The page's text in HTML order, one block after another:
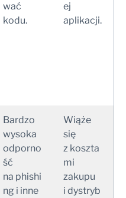
wać
kodu.
ej
aplikacji.
Bardzo
wysoka
odporno
ść
na phishi
ng i inne
Wiąże
się
z koszta
mi
zakupu
i dystryb